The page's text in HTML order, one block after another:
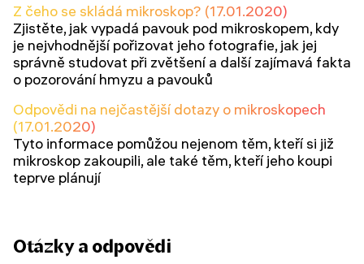
Z čeho se skládá mikroskop? (17.01.2020)
Zjistěte, jak vypadá pavouk pod mikroskopem, kdy
je nejvhodnější pořizovat jeho fotografie, jak jej
správně studovat při zvětšení a další zajímavá fakta
o pozorování hmyzu a pavouků
Odpovědi na nejčastější dotazy o mikroskopech
(17.01.2020)
Tyto informace pomůžou nejenom těm, kteří si již
mikroskop zakoupili, ale také těm, kteří jeho koupi
teprve plánují
Otázky a odpovědi